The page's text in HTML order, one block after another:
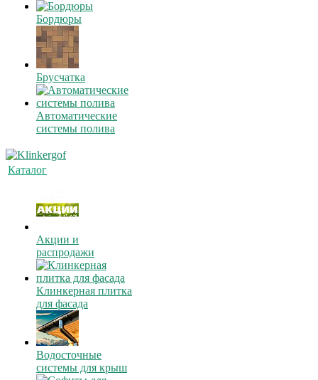
Бордюры
Брусчатка
Автоматические
системы полива
Каталог
Акции и
распродажи
Клинкерная плитка
для фасада
Водосточные
системы для крыш